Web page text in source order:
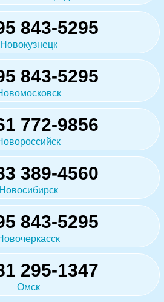
843-5295
Новокузнецк
843-5295
772-9856
389-4560
Новосибирск
843-5295
295-1347
Омск